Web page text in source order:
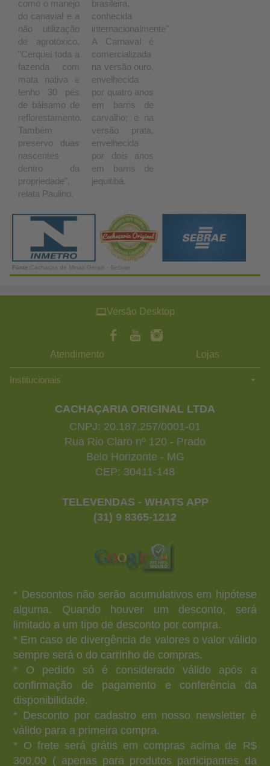
como o manejo
do canavial e a
não utilização
de agrotóxico.
"Cerquei toda a
fazenda com
mata nativa e
tenho 30 pés
de bálsamo de
reflorestamento.
Também
preservo duas
nascentes
dentro da
propriedade",
relata Paulino.
brasileira,
conhecida
internacionalmente".
A Carnaval é
comercializada
na versão ouro,
envelhecida
por quatro anos
em barris de
carvalho; e na
versão prata,
envelhecida
por dois anos
em barris de
jequitibá.
Fonte:Cachaças de Minas Gerais - Sebrae
Versão Desktop
Atendimento Lojas
Institucionais
CACHAÇARIA ORIGINAL LTDA
CNPJ: 20.187.257/0001-01
Rua Rio Claro nº 120 - Prado
Belo Horizonte - MG
CEP: 30411-148
TELEVENDAS - WHATS APP
(31) 9 8365-1212
* Descontos não serão acumulativos em hipótese
alguma. Quando houver um desconto, será
limitado a um tipo de desconto por compra.
* Em caso de divergência de valores o valor válido
sempre será o do carrinho de compras.
* O pedido só é considerado válido após a
confirmação de pagamento e conferência da
disponibilidade.
* Desconto por cadastro em nosso newsletter é
válido para a primeira compra.
* O frete será grátis em compras acima de R$
300,00 ( apenas para produtos participantes da